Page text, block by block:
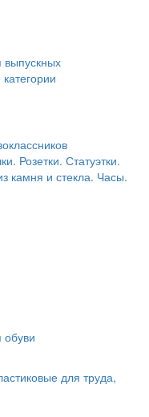
выпускных
Розетки. Статуэтки.
камня и стекла. Часы.
для труда,